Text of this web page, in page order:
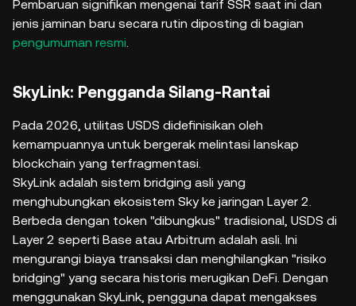
Pembaruan signifikan mengenai tarif SSR saat ini dan
jenis jaminan baru secara rutin diposting di bagian
pengumuman resmi.
SkyLink: Pengganda Silang-Rantai
Pada 2026, utilitas USDS didefinisikan oleh
kemampuannya untuk bergerak melintasi lanskap
blockchain yang terfragmentasi.
SkyLink adalah sistem bridging asli yang
menghubungkan ekosistem Sky ke jaringan Layer 2.
Berbeda dengan token "dibungkus" tradisional, USDS di
Layer 2 seperti Base atau Arbitrum adalah asli. Ini
mengurangi biaya transaksi dan menghilangkan "risiko
bridging" yang secara historis merugikan DeFi. Dengan
menggunakan SkyLink, pengguna dapat mengakses